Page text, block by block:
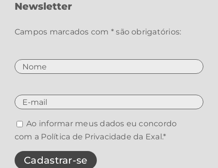
Newsletter
Campos marcados com * são obrigatórios:
Ao informar meus dados eu concordo
com a Política de Privacidade da Exal .*